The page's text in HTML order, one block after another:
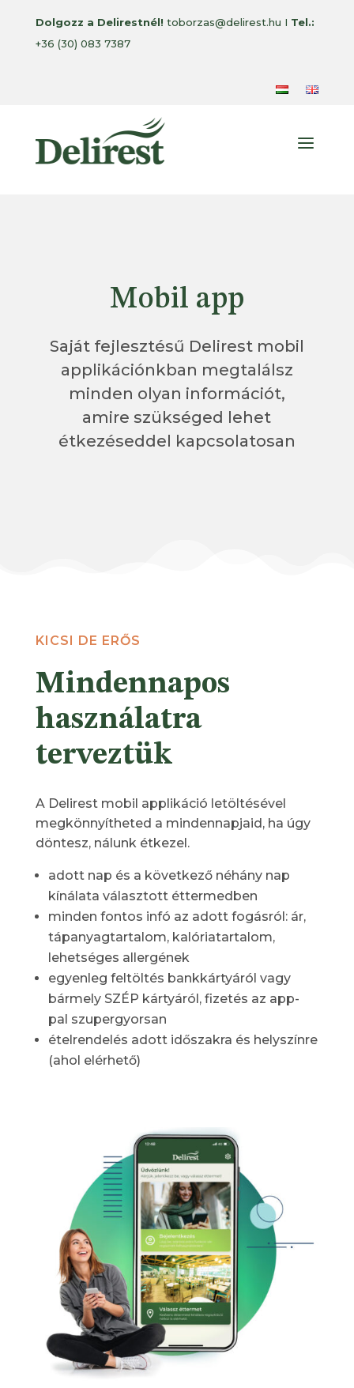
Dolgozz a Delirestnél! toborzas@delirest.hu I Tel.:
+36 (30) 083 7387
a
Mobil app
Saját fejlesztésű Delirest mobil
applikációnkban megtalálsz
minden olyan információt,
amire szükséged lehet
étkezéseddel kapcsolatosan
KICSI DE ERŐS
Mindennapos
használatra
terveztük
A Delirest mobil applikáció letöltésével
megkönnyítheted a mindennapjaid, ha úgy
döntesz, nálunk étkezel.
adott nap és a következő néhány nap
kínálata választott éttermedben
minden fontos infó az adott fogásról: ár,
tápanyagtartalom, kalóriatartalom,
lehetséges allergének
egyenleg feltöltés bankkártyáról vagy
bármely SZÉP kártyáról, fizetés az app-
pal szupergyorsan
ételrendelés adott időszakra és helyszínre
(ahol elérhető)